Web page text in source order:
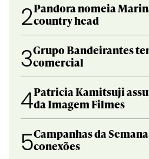
2Pandora nomeia
country head
3Grupo Bandeirantes
comercial
4Patricia Kamitsuji
da Imagem Filmes
5Campanhas da
conexões